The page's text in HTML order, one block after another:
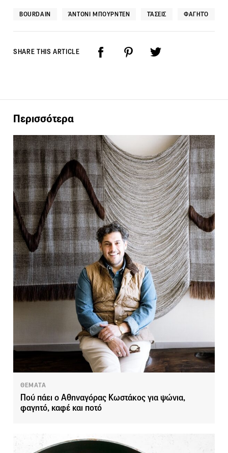
BOURDAIN ΆΝΤΟΝΙ ΜΠΟΥΡΝΤΈΝ ΤΆΣΕΙΣ ΦΑΓΗΤΌ
SHARE THIS ARTICLE
Περισσότερα
ΘΕΜΑΤΑ
Πού πάει ο Αθηναγόρας Κωστάκος για ψώνια,
φαγητό, καφέ και ποτό